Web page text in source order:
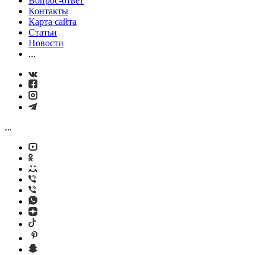
Контакты
Карта сайта
Статьи
Новости
...
...